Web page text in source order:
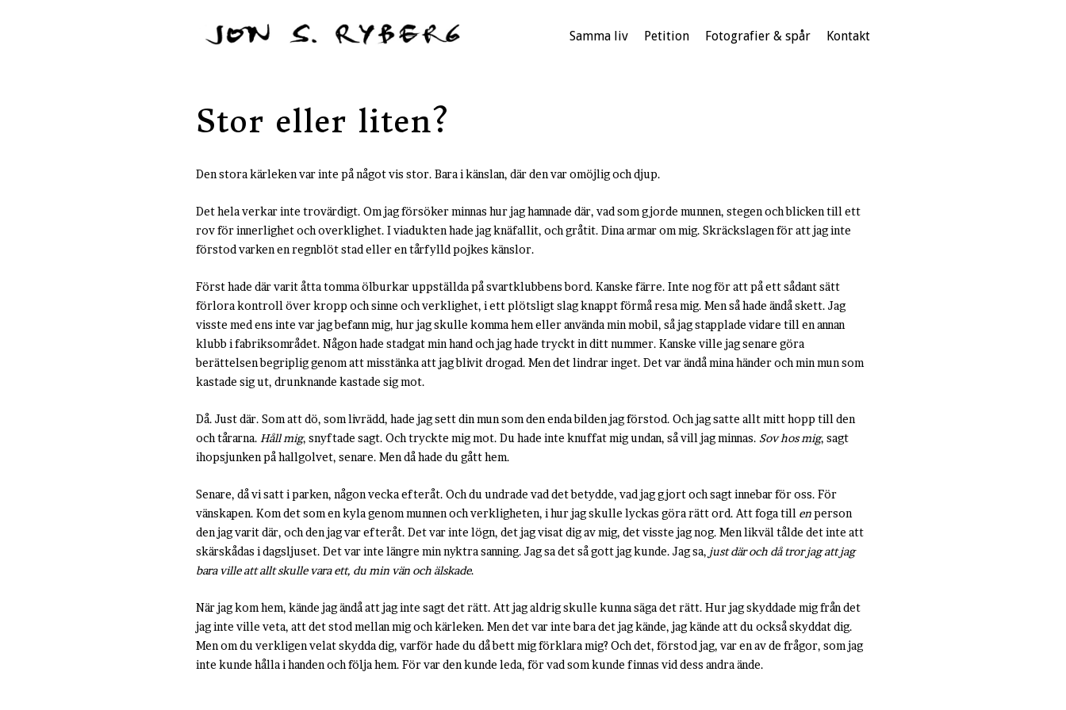
Samma liv Petition Fotografier & spår Kontakt
Stor eller liten?
Den stora kärleken var inte på något vis stor. Bara i känslan, där den var omöjlig och djup.
Det hela verkar inte trovärdigt. Om jag försöker minnas hur jag hamnade där, vad som gjorde munnen, stegen och blicken till ett
rov för innerlighet och overklighet. I viadukten hade jag knäfallit, och gråtit. Dina armar om mig. Skräckslagen för att jag inte
förstod varken en regnblöt stad eller en tårfylld pojkes känslor.
Först hade där varit åtta tomma ölburkar uppställda på svartklubbens bord. Kanske färre. Inte nog för att på ett sådant sätt
förlora kontroll över kropp och sinne och verklighet, i ett plötsligt slag knappt förmå resa mig. Men så hade ändå skett. Jag
visste med ens inte var jag befann mig, hur jag skulle komma hem eller använda min mobil, så jag stapplade vidare till en annan
klubb i fabriksområdet. Någon hade stadgat min hand och jag hade tryckt in ditt nummer. Kanske ville jag senare göra
berättelsen begriplig genom att misstänka att jag blivit drogad. Men det lindrar inget. Det var ändå mina händer och min mun som
kastade sig ut, drunknande kastade sig mot.
Då. Just där. Som att dö, som livrädd, hade jag sett din mun som den enda bilden jag förstod. Och jag satte allt mitt hopp till den
och tårarna. Håll mig, snyftade sagt. Och tryckte mig mot. Du hade inte knuffat mig undan, så vill jag minnas. Sov hos mig, sagt
ihopsjunken på hallgolvet, senare. Men då hade du gått hem.
Senare, då vi satt i parken, någon vecka efteråt. Och du undrade vad det betydde, vad jag gjort och sagt innebar för oss. För
vänskapen. Kom det som en kyla genom munnen och verkligheten, i hur jag skulle lyckas göra rätt ord. Att foga till enperson
den jag varit där, och den jag var efteråt. Det var inte lögn, det jag visat dig av mig, det visste jag nog. Men likväl tålde det inte att
skärskådas i dagsljuset. Det var inte längre min nyktra sanning. Jag sa det så gott jag kunde. Jag sa, just där och då tror jag att jag
bara ville att allt skulle vara ett, du min vän och älskade.
När jag kom hem, kände jag ändå att jag inte sagt det rätt. Att jag aldrig skulle kunna säga det rätt. Hur jag skyddade mig från det
jag inte ville veta, att det stod mellan mig och kärleken. Men det var inte bara det jag kände, jag kände att du också skyddat dig.
Men om du verkligen velat skydda dig, varför hade du då bett mig förklara mig? Och det, förstod jag, var en av de frågor, som jag
inte kunde hålla i handen och följa hem. För var den kunde leda, för vad som kunde finnas vid dess andra ände.